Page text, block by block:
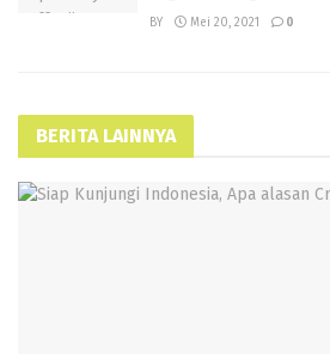
BY Mei 20, 2021 0
BERITA LAINNYA